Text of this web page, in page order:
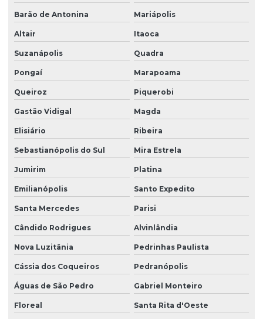
Barão de Antonina Mariápolis
Altair Itaoca
Suzanápolis Quadra
Pongaí Marapoama
Queiroz Piquerobi
Gastão Vidigal Magda
Elisiário Ribeira
Sebastianópolis do Sul Mira Estrela
Jumirim Platina
Emilianópolis Santo Expedito
Santa Mercedes Parisi
Cândido Rodrigues Alvinlândia
Nova Luzitânia Pedrinhas Paulista
Cássia dos Coqueiros Pedranópolis
Águas de São Pedro Gabriel Monteiro
Floreal Santa Rita d'Oeste